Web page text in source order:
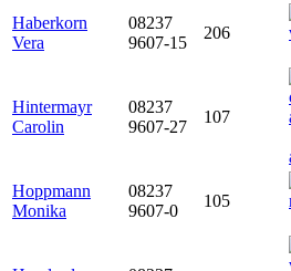
Haberkorn
Vera
08237
9607-15
206
Hintermayr
Carolin
08237
9607-27
107
Hoppmann
Monika
08237
9607-0
105